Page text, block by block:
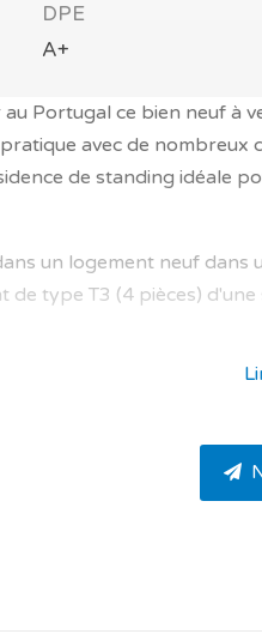
DPE
A+
au Portugal ce bien neuf à
avec de nombreux
de standing idéale
un logement neuf
de type T3 (4 pièces)
1er étage d’un immeuble
3 chambres, 2 salles de
de 28.25 m² avec une